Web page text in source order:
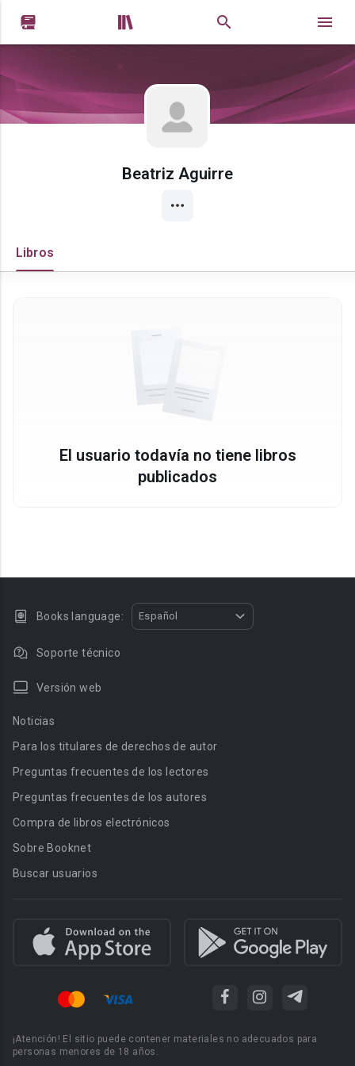
 
Beatriz Aguirre
Libros
El usuario todavía no tiene libros
publicados
Books language: Español
Soporte técnico
Versión web
Noticias
Para los titulares de derechos de autor
Preguntas frecuentes de los lectores
Preguntas frecuentes de los autores
Compra de libros electrónicos
Sobre Booknet
Buscar usuarios
¡Atención! El sitio puede contener materiales no adecuados para
personas menores de 18 años.